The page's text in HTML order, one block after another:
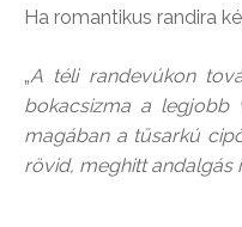
Ha romantikus randira
​„A téli randevúkon
bokacsizma a legjobb
magában a tűsarkú
rövid, meghitt andalgás